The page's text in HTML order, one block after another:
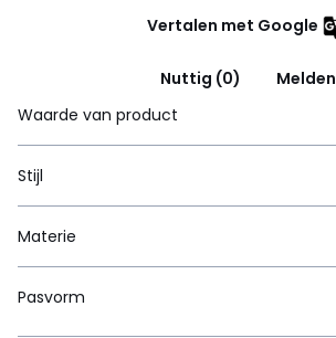
Vertalen met Google
Nuttig (0)
Melden
Waarde van product
Stijl
Materie
Pasvorm